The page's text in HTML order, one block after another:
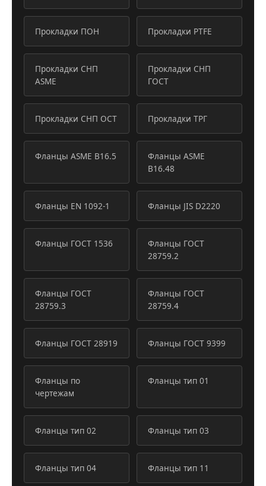
Прокладки ПОН Прокладки PTFE
Прокладки СНП
ASME
Прокладки СНП
ГОСТ
Прокладки СНП ОСТ Прокладки ТРГ
Фланцы ASME B16.5
Фланцы ASME
B16.48
Фланцы EN 1092-1 Фланцы JIS D2220
Фланцы ГОСТ 1536
Фланцы ГОСТ
28759.2
Фланцы ГОСТ
28759.3
Фланцы ГОСТ
28759.4
Фланцы ГОСТ 28919 Фланцы ГОСТ 9399
Фланцы по
чертежам
Фланцы тип 01
Фланцы тип 02 Фланцы тип 03
Фланцы тип 04 Фланцы тип 11